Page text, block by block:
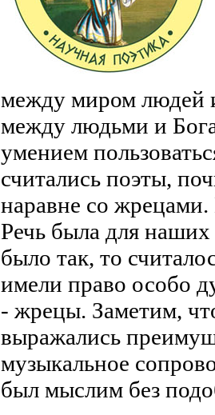
между миром людей
между людьми и
умением
считались поэты,
наравне со
Речь была для
было так, то
имели право особо
- жрецы. Заметим,
выражались
музыкальное
был мыслим без